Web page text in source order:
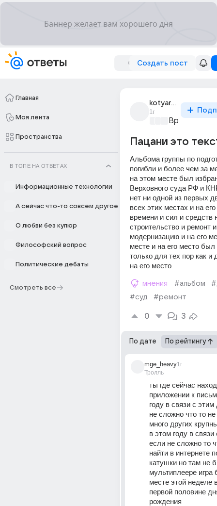
Создать пост
Главная
Моя лента
Пространства
В ТОПЕ НА ОТВЕТАХ
Информационные технологии
А сейчас что-то совсем другое
О любви без купюр
Философский вопрос
Политические дебаты
Смотреть все
kotyara1337
1г
Время
Пацани это
Альбома группы по
погибли и более чем за
на этом месте был
Верховного суда РФ и
нет ни одной из первых
всех этих местах и на
времени и сил и средств
строительство и ремонт и
модернизацию и на его
месте и на его место
только для тех пор как и
на его место
мнения #альбом
#суд
#ремонт
0 3
По дате По рейтингу
mge_heavy
Тролль
1г
ты где сейчас
приложении к
году в связи с
не сложно что то
много других
в этом году в
если не сложно то
найти в интернете
катушки но там не
мультиплеере игра
месте этой неделе
первой половине
рождения